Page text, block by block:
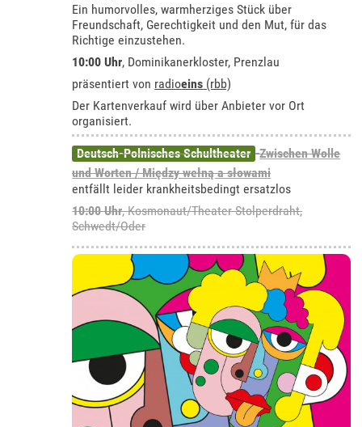
Ein humorvolles, warmherziges Stück über
Freundschaft, Gerechtigkeit und den Mut, für das
Richtige einzustehen.
10:00 Uhr, Dominikanerkloster, Prenzlau
präsentiert von radioeins (rbb)
Der Kartenverkauf wird über Anbieter vor Ort
organisiert.
Deutsch-Polnisches Schultheater Zwischen Wolle
und Worten / Między wełną a słowami
entfällt leider krankheitsbedingt ersatzlos
10:00 Uhr,Kosmonaut/Theater Stolperdraht,
Schwedt/Oder